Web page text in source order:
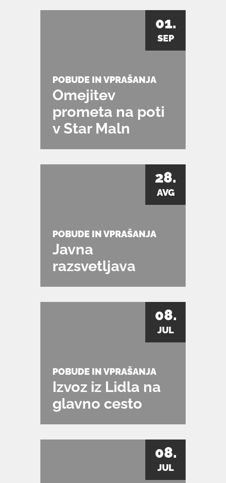
01.
SEP
POBUDE IN VPRAŠANJA
Omejitev
prometa na poti
v Star Maln
28.
AVG
POBUDE IN VPRAŠANJA
Javna
razsvetljava
08.
JUL
POBUDE IN VPRAŠANJA
Izvoz iz Lidla na
glavno cesto
08.
JUL